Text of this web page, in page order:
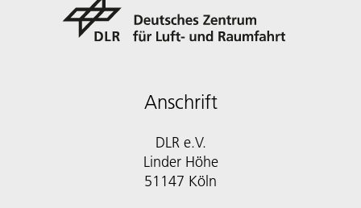
Anschrift
DLR e.V.
Linder Höhe
51147 Köln